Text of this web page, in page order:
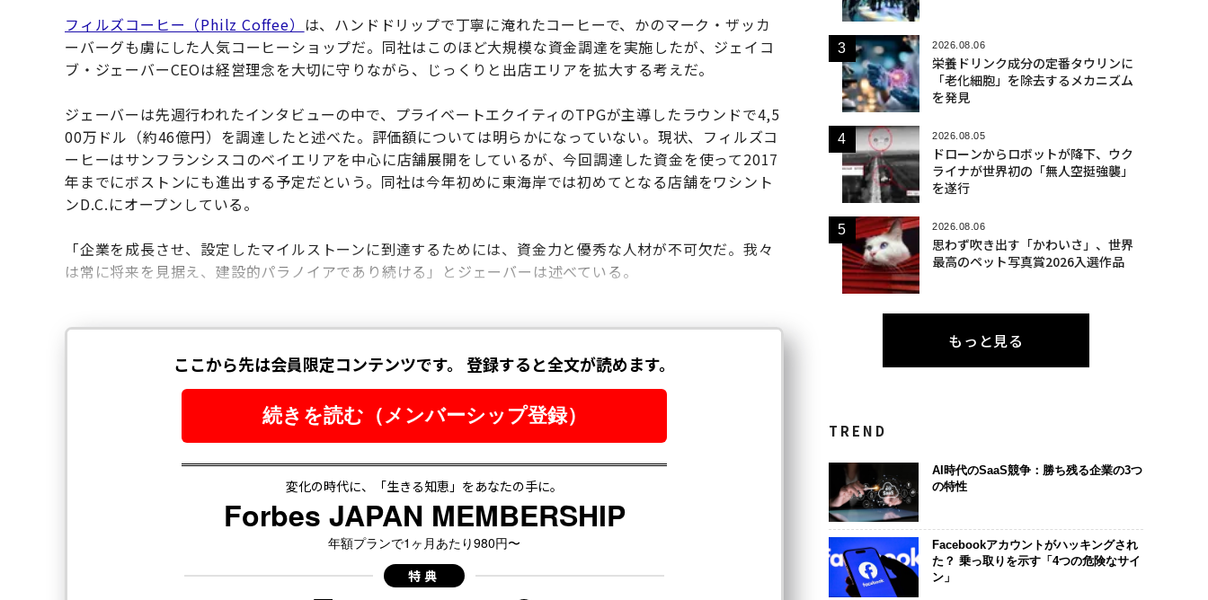
フィルズコーヒー（Philz Coffee） は、ハンドドリップで丁寧に淹れたコーヒーで、かのマーク・ザッカ
ーバーグも虜にした人気コーヒーショップだ。同社はこのほど大規模な資金調達を実施したが、ジェイコ
ブ・ジェーバーCEOは経営理念を大切に守りながら、じっくりと出店エリアを拡大する考えだ。
ジェーバーは先週行われたインタビューの中で、プライベートエクイティのTPGが主導したラウンドで4,5
00万ドル（約46億円）を調達したと述べた。評価額については明らかになっていない。現状、フィルズコ
ーヒーはサンフランシスコのベイエリアを中心に店舗展開をしているが、今回調達した資金を使って2017
年までにボストンにも進出する予定だという。同社は今年初めに東海岸では初めてとなる店舗をワシント
ンD.C.にオープンしている。
「企業を成長させ、設定したマイルストーンに到達するためには、資金力と優秀な人材が不可欠だ。我々
は常に将来を見据え、建設的パラノイアであり続ける」とジェーバーは述べている。
2026.08.06
栄養ドリンク成分の定番タウリンに
「老化細胞」を除去するメカニズム
を発見
2026.08.05
ドローンからロボットが降下、ウク
ライナが世界初の「無人空挺強襲」
を遂行
2026.08.06
思わず吹き出す「かわいさ」、世界
最高のペット写真賞2026入選作品
もっと見る
TREND
AI時代のSaaS競争：勝ち残る企業の3つ
の特性
Facebookアカウントがハッキングされ
た？ 乗っ取りを示す「4つの危険なサイ
ン」